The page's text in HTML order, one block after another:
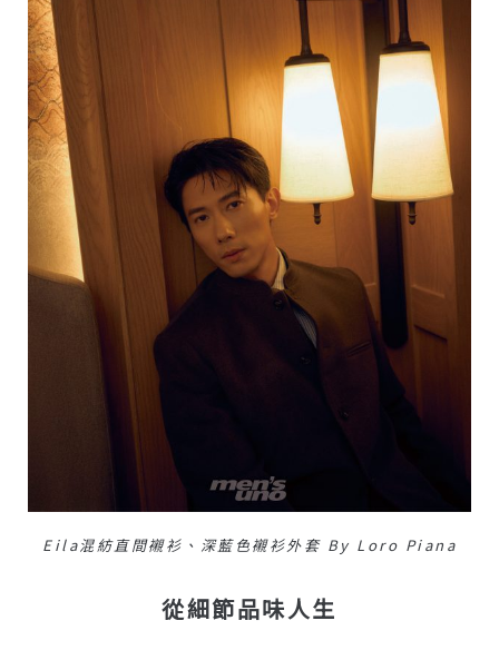
Eila混紡直間襯衫、深藍色襯衫外套 By Loro Piana
從細節品味人生